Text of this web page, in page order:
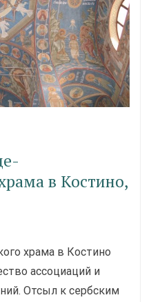
в Костино,
храма в Костино
ассоциаций и
Отсыл к сербским